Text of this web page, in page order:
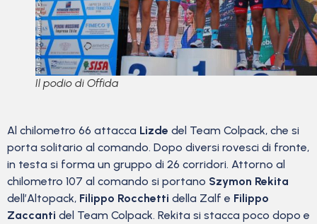
Il podio di Offida
Al chilometro 66 attacca Lizde del Team Colpack, che si
porta solitario al comando. Dopo diversi rovesci di fronte,
in testa si forma un gruppo di 26 corridori. Attorno al
chilometro 107 al comando si portano Szymon Rekita
dell’Altopack, Filippo Rocchetti della Zalf e Filippo
Zaccanti del Team Colpack. Rekita si stacca poco dopo e